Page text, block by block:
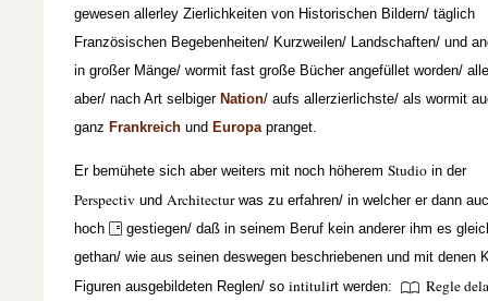
gewesen allerley Zierlichkeiten von Historischen Bildern/ täglich
Französischen Begebenheiten/ Kurzweilen/ Landschaften/ und
in großer Mänge/ wormit fast große Bücher angefüllet worden/
aber/ nach Art selbiger Nation/ aufs allerzierlichste/ als wormit
ganz Frankreich und Europapranget.
Er bemühete sich aber weiters mit noch höherem Studio in der
Perspectiv und Architecturwas zu erfahren/ in welcher er dann
hoch
gestiegen/ daß in seinem Beruf kein anderer ihm es
gethan/ wie aus seinen deswegen beschriebenen und mit denen
Figuren ausgebildeten Reglen/ so intitulirt werden:
Regle dela